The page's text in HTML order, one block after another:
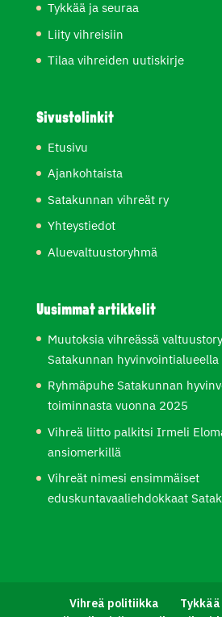
Tykkää ja seuraa
Liity vihreisiin
Tilaa vihreiden uutiskirje
Sivustolinkit
Etusivu
Ajankohtaista
Satakunnan vihreät ry
Yhteystiedot
Aluevaltuustoryhmä
Uusimmat artikkelit
Muutoksia vihreässä
Satakunnan hyvinvointialueella
Ryhmäpuhe Satakunnan
toiminnasta vuonna 2025
Vihreä liitto palkitsi Irmeli
ansiomerkillä
Vihreät nimesi ensimmäiset
eduskuntavaaliehdokkaat
Vihreä politiikka